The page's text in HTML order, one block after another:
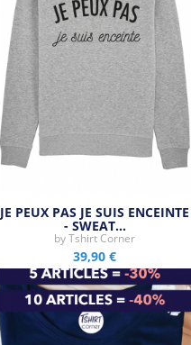
JE PEUX PAS JE SUIS ENCEINTE
- SWEAT…
byTshirt Corner
39,90 €